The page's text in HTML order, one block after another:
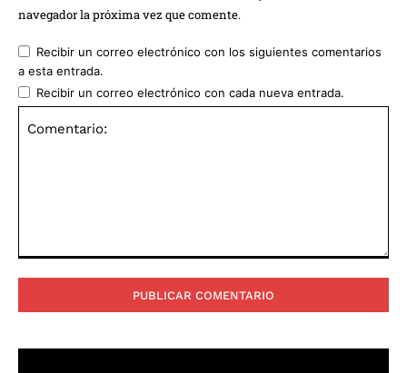
navegador la próxima vez que comente.
Recibir un correo electrónico con los siguientes comentarios
a esta entrada.
Recibir un correo electrónico con cada nueva entrada.